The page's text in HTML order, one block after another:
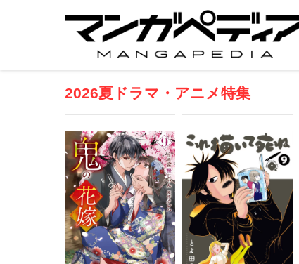
2026夏ドラマ・アニメ特集